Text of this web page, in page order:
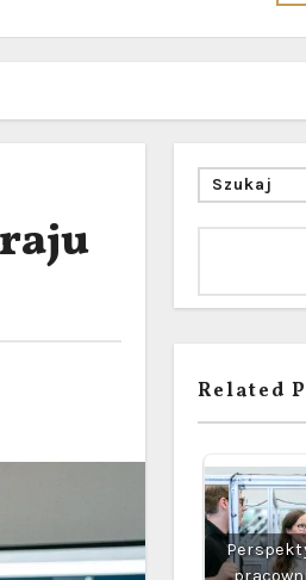
Szukaj
Related